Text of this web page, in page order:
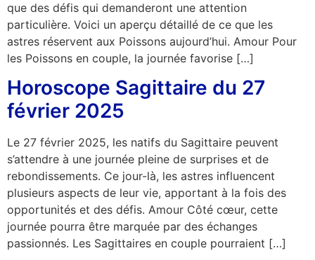
que des défis qui demanderont une attention
particulière. Voici un aperçu détaillé de ce que les
astres réservent aux Poissons aujourd’hui. Amour Pour
les Poissons en couple, la journée favorise […]
Horoscope Sagittaire du 27
février 2025
Le 27 février 2025, les natifs du Sagittaire peuvent
s’attendre à une journée pleine de surprises et de
rebondissements. Ce jour-là, les astres influencent
plusieurs aspects de leur vie, apportant à la fois des
opportunités et des défis. Amour Côté cœur, cette
journée pourra être marquée par des échanges
passionnés. Les Sagittaires en couple pourraient […]